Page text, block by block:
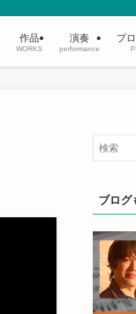
作品
WORKS
演奏
performance
プ
ブログ